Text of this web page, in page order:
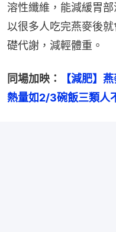
溶性纖維，能減緩胃
以很多人吃完燕麥後
礎代謝，減輕體重。
同場加映：
【減肥】
熱量如2/3碗飯三類人